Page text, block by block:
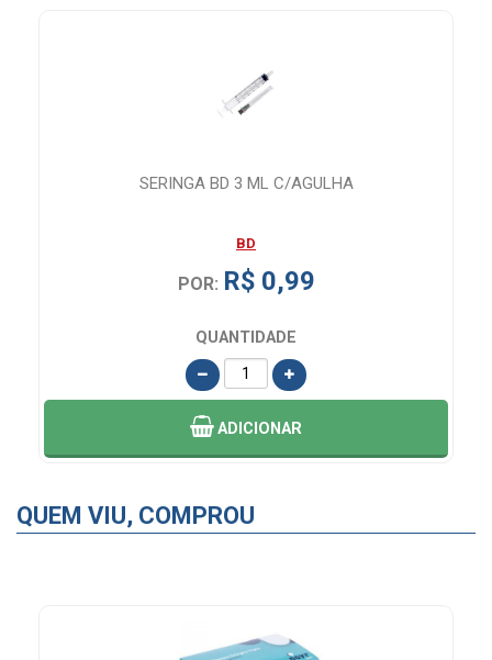
SERINGA BD 3 ML C/AGULHA
BD
POR: R$ 0,99
QUANTIDADE
ADICIONAR
QUEM VIU, COMPROU